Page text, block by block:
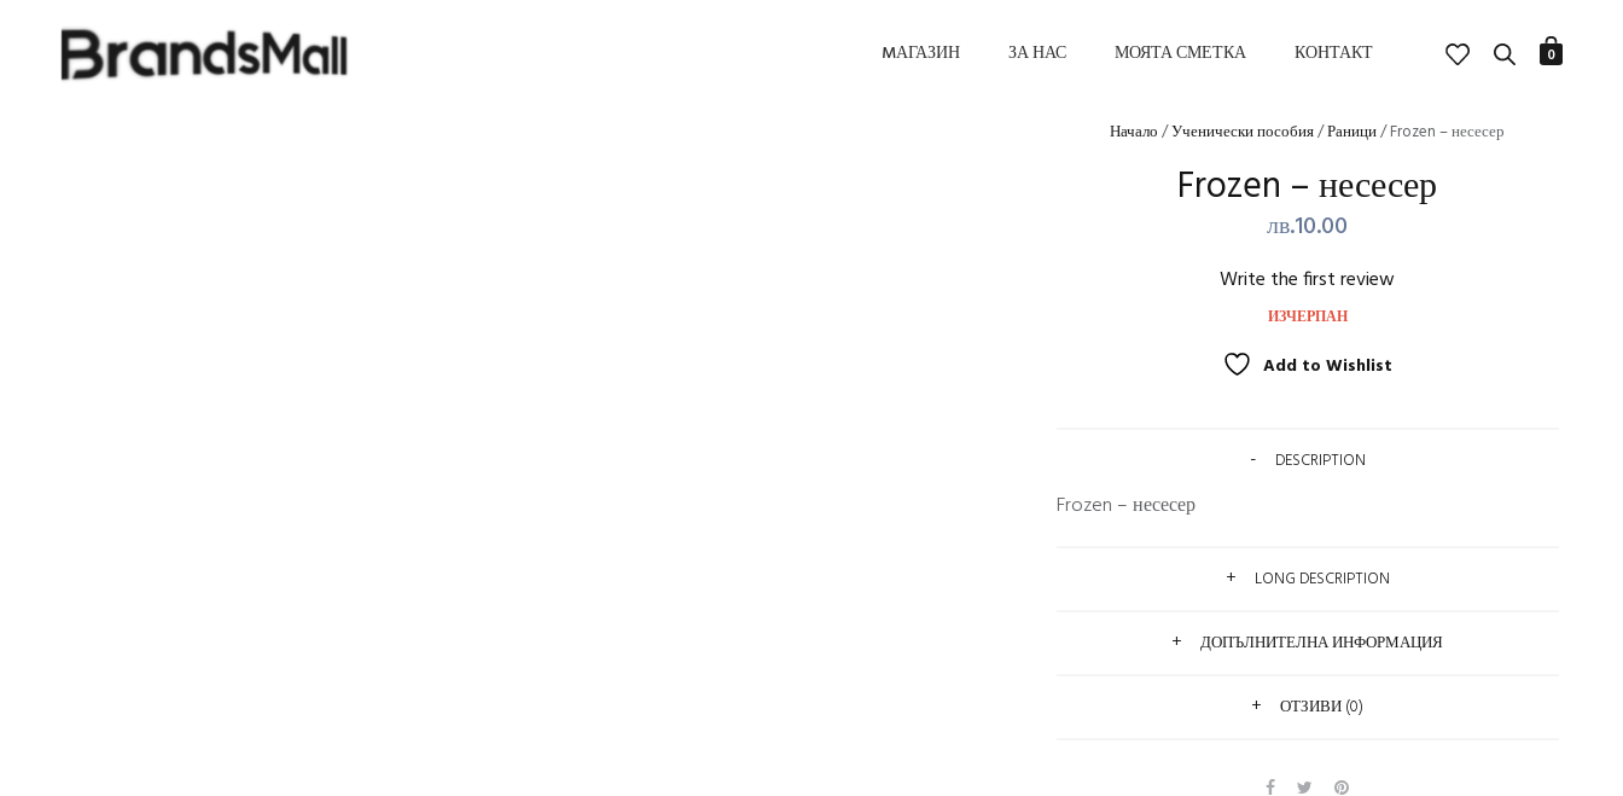
MАГАЗИН ЗА НАС МОЯТА СМЕТКА КОНТАКТ 0
Начало/Ученически пособия/Раници/ Frozen – несесер
Frozen – несесер
лв.10.00
Write the first review
ИЗЧЕРПАН
Add to Wishlist
DESCRIPTION
Frozen – несесер
LONG DESCRIPTION
ДОПЪЛНИТЕЛНА ИНФОРМАЦИЯ
ОТЗИВИ (0)